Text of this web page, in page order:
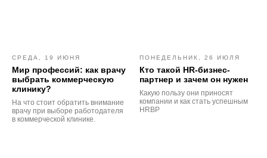
СРЕДА, 19 ИЮНЯ
Мир профессий: как врачу
выбрать коммерческую
клинику?
На что стоит обратить внимание
врачу при выборе работодателя
в коммерческой клинике.
ПОНЕДЕЛЬНИК, 26 ИЮЛЯ
Кто такой HR-бизнес-
партнер и зачем он нужен
Какую пользу они приносят
компании и как стать успешным
HRBP